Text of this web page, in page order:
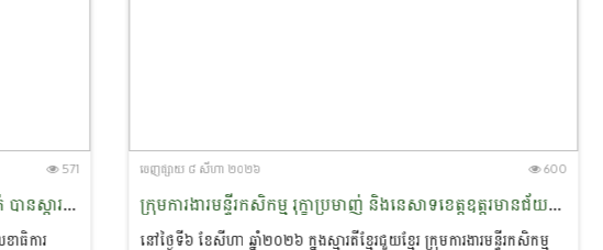
571
ស្រូវរងផលប៉ះពាល់នៅខេត្តបាត់ដំបង និងខេត្តពោធិ៍សាត់ បានស្តារឡើងវិញក្រោយពីក្រសួងស្ថាប័ន និងអាជ្ញាធរពាក់ព័ន្ធ​អន្តរាគមន៍បូមទឹកសង្គ្រោះ
ាធិការ
ចេញ​ផ្សាយ​ ៨ សីហា ២០២៦ 600
ក្រុមការងារមន្ទីរកសិកម្ម រុក្ខាប្រមាញ់ និងនេសាទខេត្តឧត្តរមានជ័យបានបន្តប្រមូលផលបន្លែ ជូនដល់ប្រជាពលរដ្ឋភៀសសឹកនិងសិស្សានុសិស្សកំពុងស្នាក់នៅបណ្តុះអាសន្ននៅភូមិស្រះកែវ ឃុំពង្រ ស្រុកចុងកាល់
នៅថ្ងៃទី៦ ខែសីហា ឆ្នាំ២០២៦ ក្នុងស្មារតីខ្មែរជួយខ្មែរ ក្រុមការងារមន្ទីរកសិកម្ម